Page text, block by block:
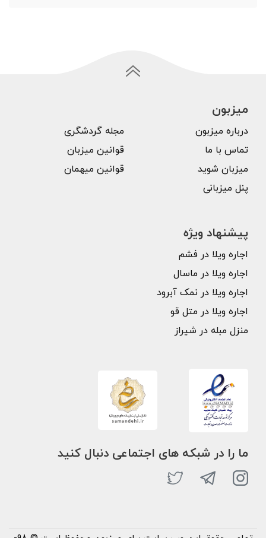
میزبون
درباره میزبون
تماس با ما
میزبان شوید
پنل میزبانی
مجله گردشگری
قوانین میزبان
قوانین میهمان
پیشنهاد ویژه
اجاره ویلا در فشم
اجاره ویلا در ماسال
اجاره ویلا در نمک آبرود
اجاره ویلا در متل قو
منزل مبله در شیراز
ما را در شبکه های اجتماعی دنبال کنید